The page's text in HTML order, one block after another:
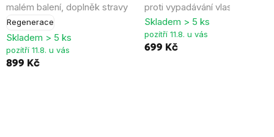
malém balení, doplněk stravy
Regenerace
Skladem > 5 ks
pozítří 11.8. u vás
899 Kč
proti vypadávání vlasů
Skladem > 5 ks
pozítří 11.8. u vás
699 Kč